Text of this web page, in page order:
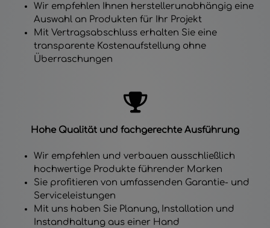
Wir empfehlen Ihnen herstellerunabhängig eine
Auswahl an Produkten für Ihr Projekt
Mit Vertragsabschluss erhalten Sie eine
transparente Kostenaufstellung ohne
Überraschungen
Hohe Qualität und fachgerechte Ausführung
Wir empfehlen und verbauen ausschließlich
hochwertige Produkte führender Marken
Sie profitieren von umfassenden Garantie- und
Serviceleistungen
Mit uns haben Sie Planung, Installation und
Instandhaltung aus einer Hand